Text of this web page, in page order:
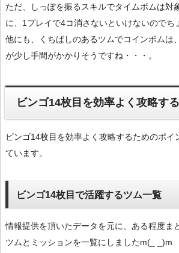
ただ、しっぽを振るスキルでタイムボムは対
に、1プレイで4コ消さないといけないのでち
他にも、くちばしのあるツムでコインボムは
が少し手間がかかりそうですね・・・。
ビンゴ14枚目を効率よく攻略す
ビンゴ14枚目を効率よく攻略するためのポイ
ています。
ビンゴ14枚目で活躍するツム一覧
情報提供を頂いたデータを元に、ある程度ま
ツムとミッションを一覧にしましたm(_ _)m